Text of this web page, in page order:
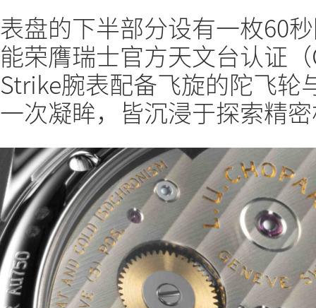
表盘的下半部分设有一枚60
能荣膺瑞士官方天文台认证
Strike腕表配备飞旋的陀飞轮
一次凝眸，皆沉浸于探索精